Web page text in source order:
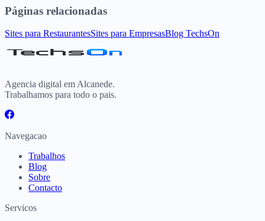
Páginas relacionadas
Sites para RestaurantesSites para EmpresasBlog TechsOn
Agencia digital em Alcanede.
Trabalhamos para todo o pais.
Navegacao
Trabalhos
Blog
Sobre
Contacto
Servicos